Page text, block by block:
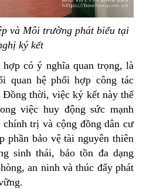
và Môi trường phát biểu tại
ký kết
có ý nghĩa quan trọng, là
quan hệ phối hợp công tác
thời, việc ký kết này thể
việc huy động sức mạnh
trị và cộng đồng dân cư
phần bảo vệ tài nguyên thiên
sinh thái, bảo tồn đa dạng
an ninh và thúc đẩy phát